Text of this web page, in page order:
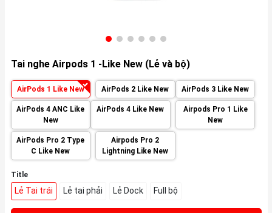
Tai nghe Airpods 1 -Like New (Lẻ và bộ)
AirPods 1 Like New AirPods 2 Like New AirPods 3 Like New
AirPods 4 ANC Like
New
AirPods 4 Like New
Airpods Pro 1 Like
New
AirPods Pro 2 Type
C Like New
Airpods Pro 2
Lightning Like New
Title
Lẻ Tai trái Lẻ tai phải Lẻ Dock Full bộ